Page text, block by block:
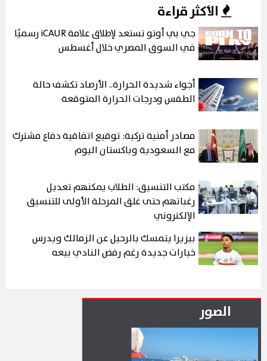
الأكثر قراءة
جي بي أوتو تستعد لإطلاق علامة iCAUR رسميًا
في السوق المصري خلال أغسطس
أجواء شديدة الحرارة.. الأرصاد تكشف حالة
الطقس ودرجات الحرارة المتوقعة
مصادر أمنية تركية: توقيع اتفاقية دفاع مشترك
مع السعودية وباكستان اليوم
مكتب التنسيق: الطلاب يمكنهم تعديل
رغباتهم حتى غلق المرحلة الأولى للتنسيق
الإلكتروني
بيزيرا يتمسك بالرحيل عن الزمالك ويدرس
خيارات جديدة رغم رفض النادي بيعه
الصور